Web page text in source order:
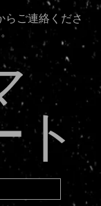
ト
らご連絡くださ